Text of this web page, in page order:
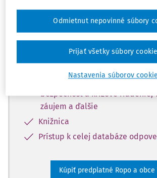
predplatného.
Vďaka tomu získate aj:
Obsah predplatného Ropo a
Odborné články z oblastí:
bezpečnosť a krízové riadenie,
záujem a ďalšie
Knižnica
Prístup k celej databáze
Kúpiť predplatné Ropo a obce
Nastavenia súborov cookie
Odmietnut nepovinné súbory
Prijať všetky súbory cookie